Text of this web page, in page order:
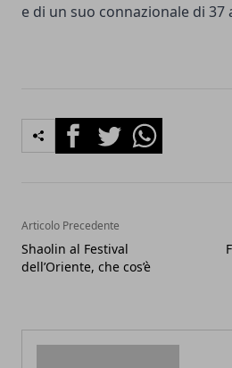
e di un suo connazionale di 37
FacebookTwitterWhatsapp
Articolo Precedente
Shaolin al Festival
dell’Oriente, che cos’è